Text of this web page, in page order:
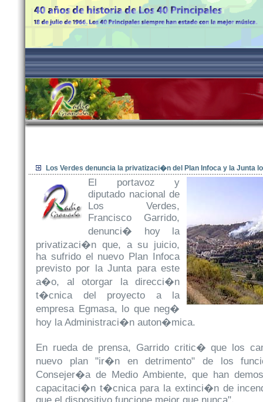
Los Verdes denuncia la privatizaci�n del Plan Infoca y la Junta
El portavoz y
diputado nacional de
Los Verdes,
Francisco Garrido,
denunci� hoy la
privatizaci�n que, a su juicio,
ha sufrido el nuevo Plan Infoca
previsto por la Junta para este
a�o, al otorgar la direcci�n
t�cnica del proyecto a la
empresa Egmasa, lo que neg�
hoy la Administraci�n auton�mica.
En rueda de prensa, Garrido critic� que los
nuevo plan "ir�n en detrimento" de los
Consejer�a de Medio Ambiente, que han
capacitaci�n t�cnica para la extinci�n de